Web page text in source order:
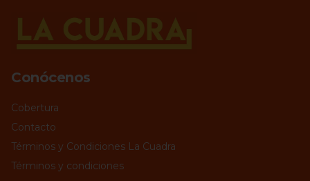
Conócenos
Cobertura
Contacto
Términos y Condiciones La Cuadra
Términos y condiciones